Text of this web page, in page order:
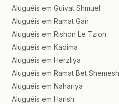
Aluguéis em Guivat Shmuel
Aluguéis em Ramat Gan
Aluguéis em Rishon Le Tzion
Aluguéis em Kadima
Aluguéis em Herzliya
Aluguéis em Ramat Bet Shemesh
Aluguéis em Nahariya
Aluguéis em Harish